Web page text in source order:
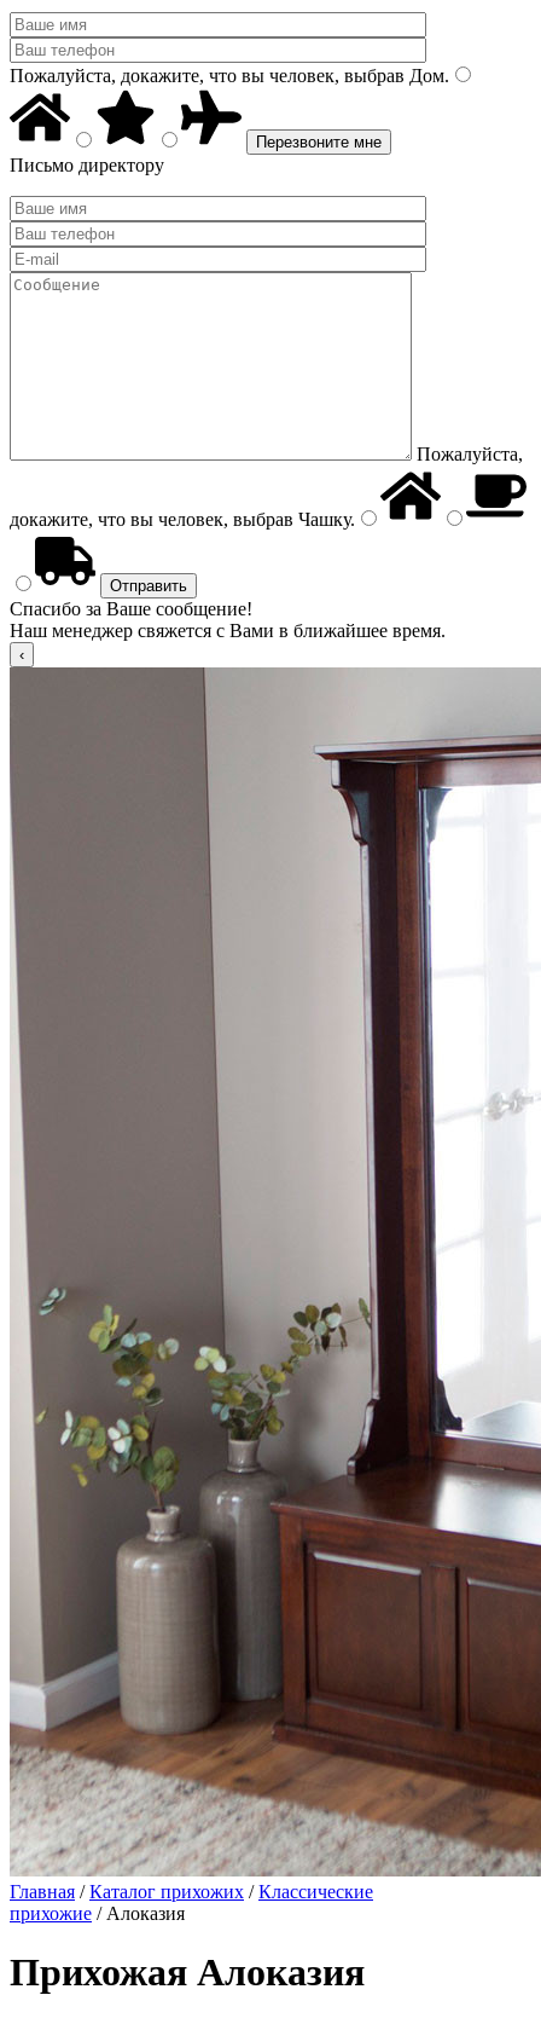
Пожалуйста, докажите, что вы человек, выбрав Дом.
Письмо директору
Пожалуйста,
докажите, что вы человек, выбрав Чашку.
Спасибо за Ваше сообщение!
Наш менеджер свяжется с Вами в ближайшее время.
Главная /Каталог прихожих /Классические
прихожие / Алоказия
Прихожая Алоказия